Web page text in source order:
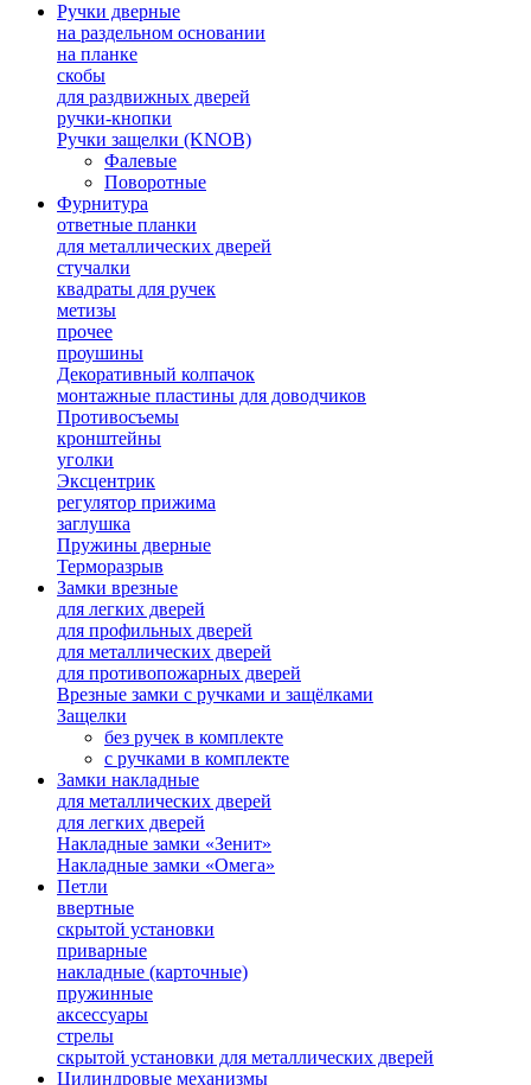
Ручки дверные
на раздельном основании
на планке
скобы
для раздвижных дверей
ручки-кнопки
Ручки защелки (KNOB)
Фалевые
Поворотные
Фурнитура
ответные планки
для металлических дверей
стучалки
квадраты для ручек
метизы
прочее
проушины
Декоративный колпачок
монтажные пластины для доводчиков
Противосъемы
кронштейны
уголки
Эксцентрик
регулятор прижима
заглушка
Пружины дверные
Терморазрыв
Замки врезные
для легких дверей
для профильных дверей
для металлических дверей
для противопожарных дверей
Врезные замки с ручками и защёлками
Защелки
без ручек в комплекте
с ручками в комплекте
Замки накладные
для металлических дверей
для легких дверей
Накладные замки «Зенит»
Накладные замки «Омега»
Петли
ввертные
скрытой установки
приварные
накладные (карточные)
пружинные
аксессуары
стрелы
скрытой установки для металлических дверей
Цилиндровые механизмы